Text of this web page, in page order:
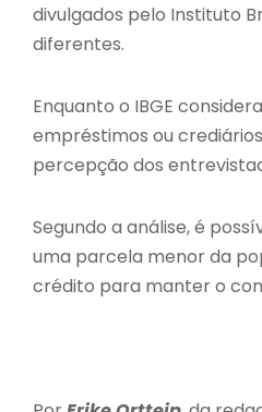
divulgados pelo Instituto
diferentes.
Enquanto o IBGE
empréstimos ou
percepção dos
Segundo a análise, é
uma parcela menor da
crédito para manter o